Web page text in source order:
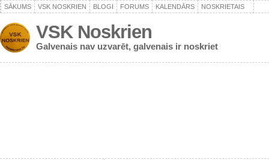
SĀKUMS VSK NOSKRIEN BLOGI FORUMS KALENDĀRS NOSKRIETAIS
VSK Noskrien
Galvenais nav uzvarēt, galvenais ir noskriet